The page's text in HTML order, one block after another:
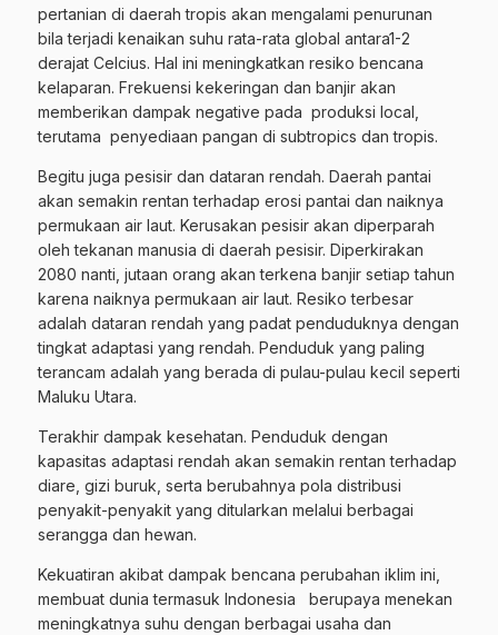
pertanian di daerah tropis akan mengalami penurunan
bila terjadi kenaikan suhu rata-rata global antara1-2
derajat Celcius. Hal ini meningkatkan resiko bencana
kelaparan. Frekuensi kekeringan dan banjir akan
memberikan dampak negative pada produksi local,
terutama penyediaan pangan di subtropics dan tropis.
Begitu juga pesisir dan dataran rendah. Daerah pantai
akan semakin rentan terhadap erosi pantai dan naiknya
permukaan air laut. Kerusakan pesisir akan diperparah
oleh tekanan manusia di daerah pesisir. Diperkirakan
2080 nanti, jutaan orang akan terkena banjir setiap tahun
karena naiknya permukaan air laut. Resiko terbesar
adalah dataran rendah yang padat penduduknya dengan
tingkat adaptasi yang rendah. Penduduk yang paling
terancam adalah yang berada di pulau-pulau kecil seperti
Maluku Utara.
Terakhir dampak kesehatan. Penduduk dengan
kapasitas adaptasi rendah akan semakin rentan terhadap
diare, gizi buruk, serta berubahnya pola distribusi
penyakit-penyakit yang ditularkan melalui berbagai
serangga dan hewan.
Kekuatiran akibat dampak bencana perubahan iklim ini,
membuat dunia termasuk Indonesia berupaya menekan
meningkatnya suhu dengan berbagai usaha dan